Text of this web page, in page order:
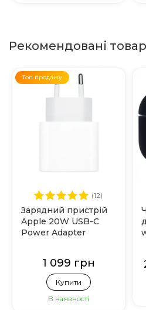
Рекомендовані
Топ продажу
(12)
Зарядний пристрій
Apple 20W USB-C
Power Adapter
1 099 грн
Купити
В наявності